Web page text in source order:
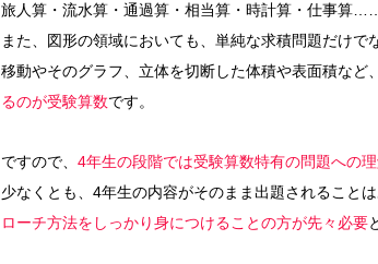
旅人算・流水算・通過算・相当算・時計算・仕事算
また、図形の領域においても、単純な求積問題だけ
移動やそのグラフ、立体を切断した体積や表面積など、
るのが受験算数です。
ですので、 4年生の段階では受験算数特有の問題への
少なくとも、4年生の内容がそのまま出題されることは
ローチ方法をしっかり身につけることの方が先々必要